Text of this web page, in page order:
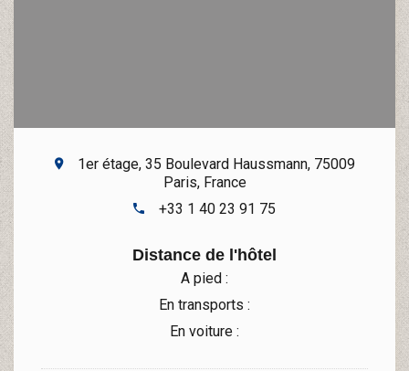
1er étage, 35 Boulevard Haussmann, 75009
Paris, France
+33 1 40 23 91 75
Distance de l'hôtel
A pied :
En transports :
En voiture :